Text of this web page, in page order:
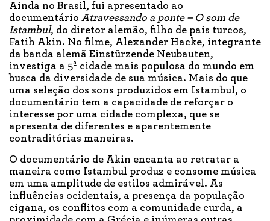
Ainda no Brasil, fui apresentado ao
documentário Atravessando a ponte – O som de
Istambul, do diretor alemão, filho de pais turcos,
Fatih Akin. No filme, Alexander Hacke, integrante
da banda alemã Einstürzende Neubauten,
investiga a 5ª cidade mais populosa do mundo em
busca da diversidade de sua música. Mais do que
uma seleção dos sons produzidos em Istambul, o
documentário tem a capacidade de reforçar o
interesse por uma cidade complexa, que se
apresenta de diferentes e aparentemente
contraditórias maneiras.
O documentário de Akin encanta ao retratar a
maneira como Istambul produz e consome música
em uma amplitude de estilos admirável. As
influências ocidentais, a presença da população
cigana, os conflitos com a comunidade curda, a